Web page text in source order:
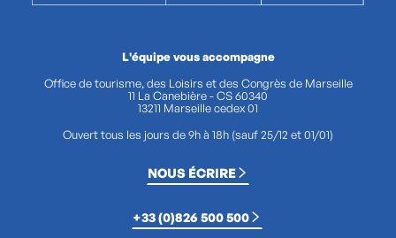
L'équipe vous accompagne
Office de tourisme, des Loisirs et des Congrès de Marseille
11 La Canebière - CS 60340
13211 Marseille cedex 01
Ouvert tous les jours de 9h à 18h (sauf 25/12 et 01/01)
NOUS ÉCRIRE
+33 (0)826 500 500